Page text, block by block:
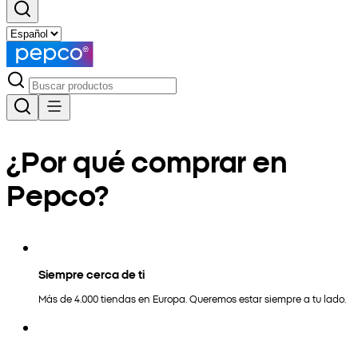
¿Por qué comprar en
Pepco?
Siempre cerca de ti
Más de 4.000 tiendas en Europa. Queremos estar siempre a tu lado.